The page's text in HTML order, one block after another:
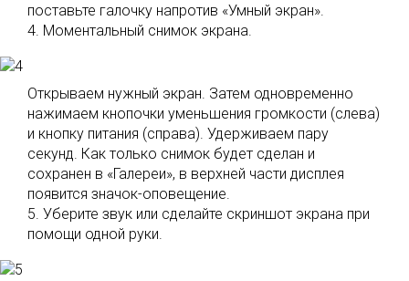
поставьте галочку напротив «Умный экран».
4. Моментальный снимок экрана.
Открываем нужный экран. Затем одновременно
нажимаем кнопочки уменьшения громкости (слева)
и кнопку питания (справа). Удерживаем пару
секунд. Как только снимок будет сделан и
сохранен в «Галереи», в верхней части дисплея
появится значок-оповещение.
5. Уберите звук или сделайте скриншот экрана при
помощи одной руки.